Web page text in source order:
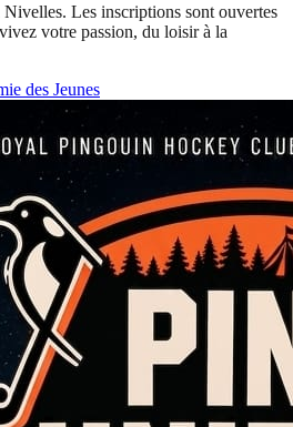
Les inscriptions sont ouvertes
votre passion, du loisir à la
des Jeunes